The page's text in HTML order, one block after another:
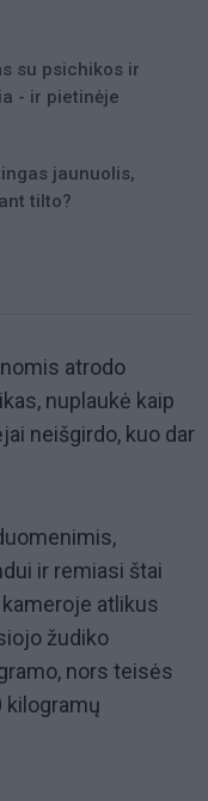
su psichikos ir
- ir pietinėje
jaunuolis,
tilto?
atrodo
nuplaukė kaip
neišgirdo, kuo dar
ir remiasi štai
atlikus
žudiko
nors teisės
kilogramų